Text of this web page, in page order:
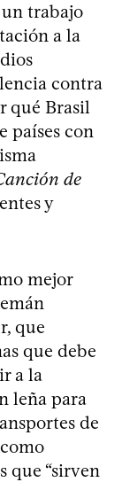
trabajo
a la
contra
qué Brasil
países con
de
y
mejor
que
que debe
a la
leña para
de
que “sirven